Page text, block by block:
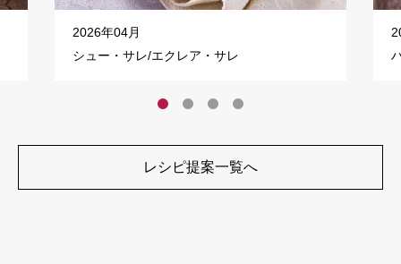
2026年04月
シュー・サレ/エクレア・サレ
レシピ提案一覧へ